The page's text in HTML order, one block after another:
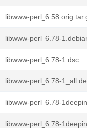
libwww-
libwww-perl_6.78-
libwww-perl_6.78-1.dsc
libwww-perl_6.78-
libwww-perl_6.78-
libwww-perl_6.78-